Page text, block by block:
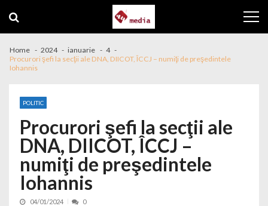
Home 2024 ianuarie
4
Procurori şefi la secţii ale DNA, DIICOT, ÎCCJ – numiţi de preşedintele
Iohannis
POLITIC
Procurori şefi la secţii ale
DNA, DIICOT, ÎCCJ –
numiţi de preşedintele
Iohannis
04/01/2024 0